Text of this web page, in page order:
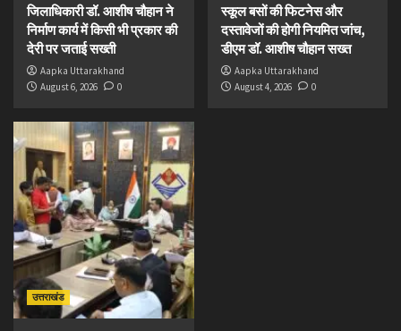
जिलाधिकारी डॉ. आशीष चौहान ने
निर्माण कार्य में किसी भी प्रकार की
देरी पर जताई सख्ती
Aapka Uttarakhand
August 6, 2026
0
स्कूल बसों की फिटनेस और
दस्तावेजों की होगी नियमित जांच,
डीएम डॉ. आशीष चौहान सख्त
Aapka Uttarakhand
August 4, 2026
0
उत्तराखंड